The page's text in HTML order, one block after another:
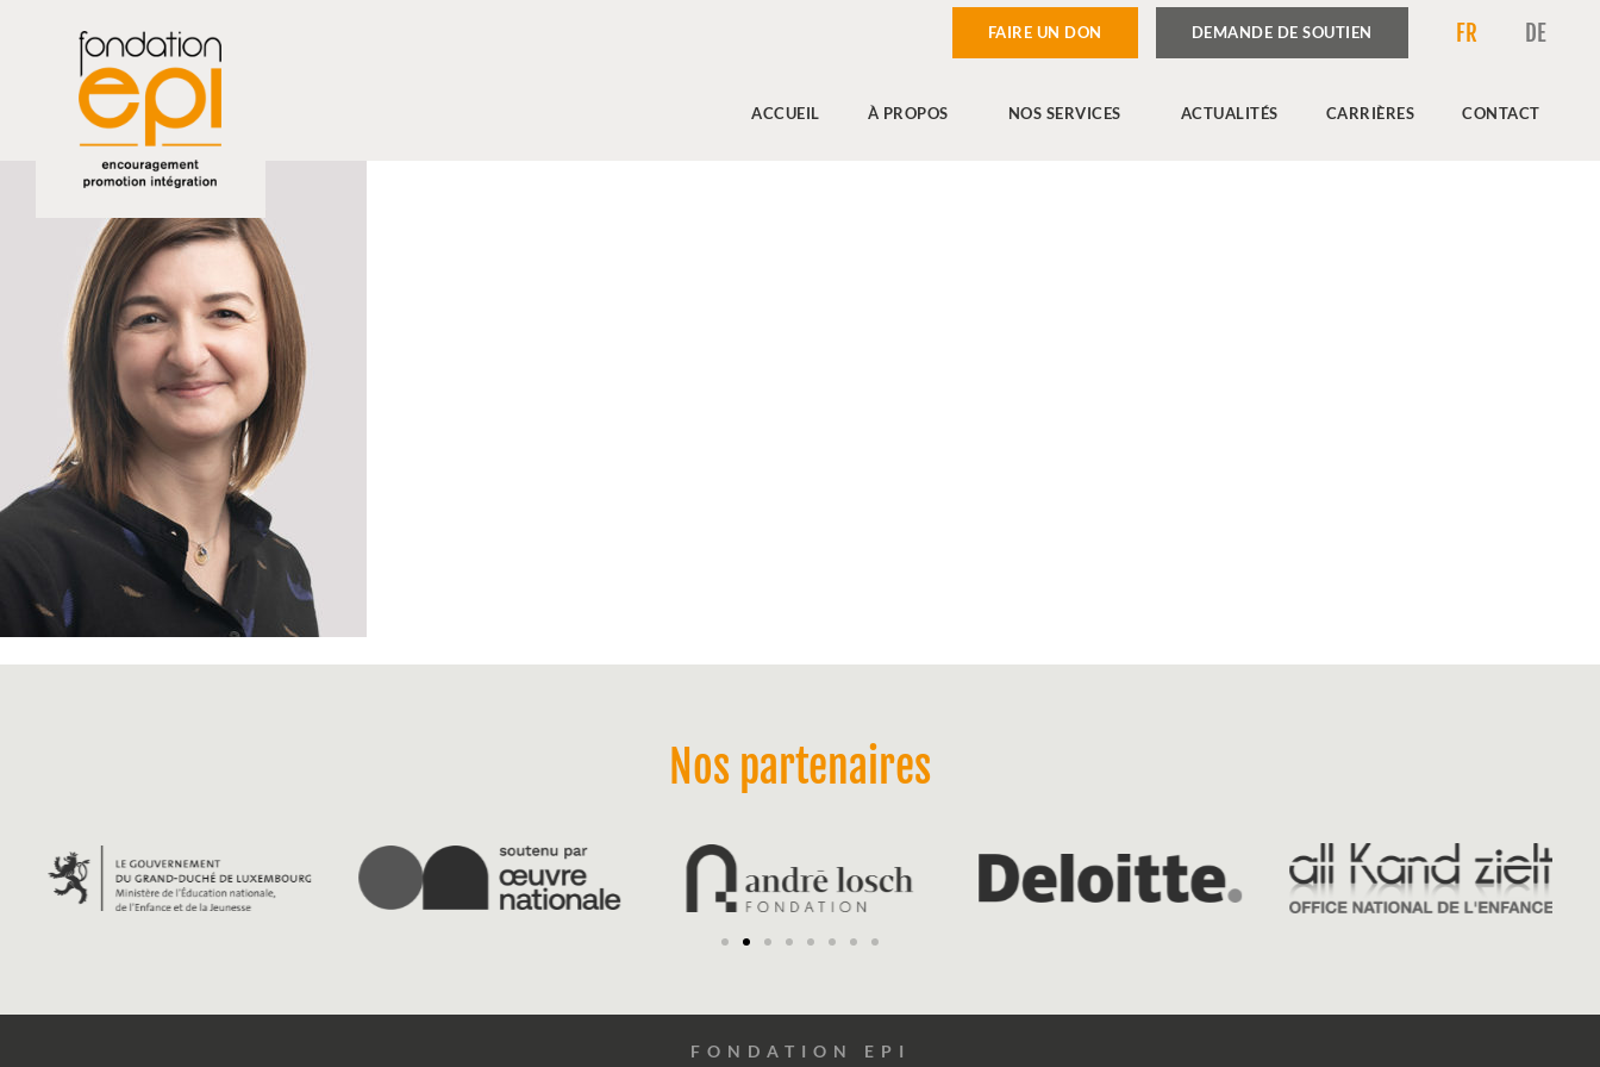
FAIRE UN DON DEMANDE DE SOUTIEN FR DE
ACCUEIL À PROPOS NOS SERVICES ACTUALITÉS CARRIÈRES CONTACT
Nos partenaires
FONDATION EPI